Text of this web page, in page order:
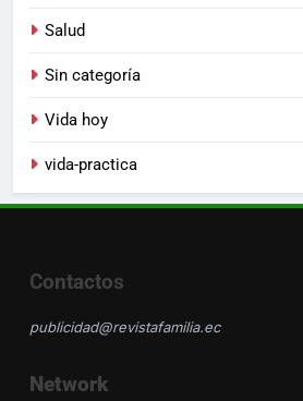
Salud
Sin categoría
Vida hoy
vida-practica
Contactos
publicidad@revistafamilia.ec
Network